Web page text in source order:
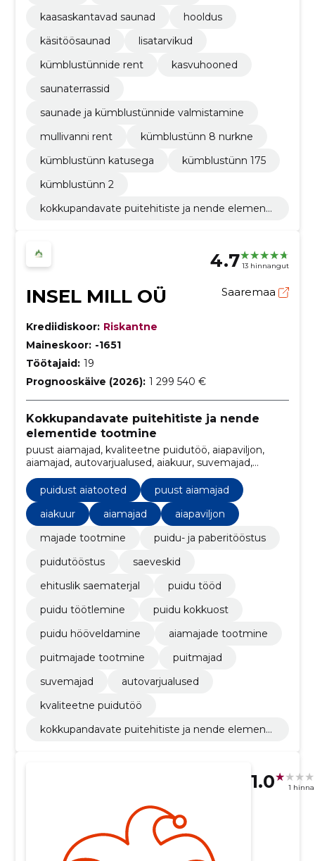
kaasaskantavad saunad
hooldus
käsitöösaunad
lisatarvikud
kümblustünnide rent
kasvuhooned
saunaterrassid
saunade ja kümblustünnide valmistamine
mullivanni rent
kümblustünn 8 nurkne
kümblustünn katusega
kümblustünn 175
kümblustünn 2
kokkupandavate puitehitiste ja nende elementi
4.7 13 hinnangut
INSEL MILL OÜ Saaremaa
Krediidiskoor: Riskantne
Maineskoor: -1651
Töötajaid: 19
Prognooskäive (2026): 1 299 540 €
Kokkupandavate puitehitiste ja nende
elementide tootmine
puust aiamajad, kvaliteetne puidutöö, aiapaviljon,
aiamajad, autovarjualused, aiakuur, suvemajad,
puitmajad, puitmajade tootmine, aiamajade tootmine
puidust aiatooted
puust aiamajad
aiakuur
aiamajad
aiapaviljon
majade tootmine
puidu- ja paberitööstus
puidutööstus
saeveskid
ehituslik saematerjal
puidu tööd
puidu töötlemine
puidu kokkuost
puidu hööveldamine
aiamajade tootmine
puitmajade tootmine
puitmajad
suvemajad
autovarjualused
kvaliteetne puidutöö
kokkupandavate puitehitiste ja nende elementi
1.0 1